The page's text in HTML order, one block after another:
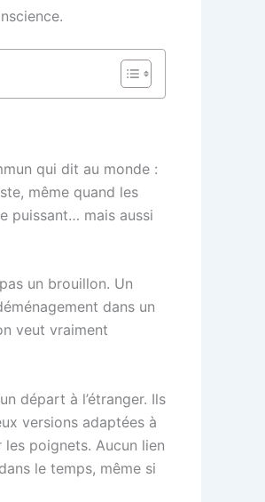
qui dit au monde :
même quand les
puissant… mais aussi
un brouillon. Un
dans un
veut vraiment
départ à l’étranger. Ils
versions adaptées à
poignets. Aucun lien
le temps, même si